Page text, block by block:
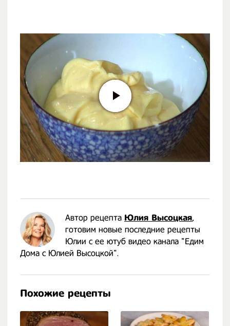
Автор рецепта Юлия Высоцкая,
готовим новые последние рецепты
Юлии с ее ютуб видео канала "Едим
Дома с Юлией Высоцкой".
Похожие рецепты